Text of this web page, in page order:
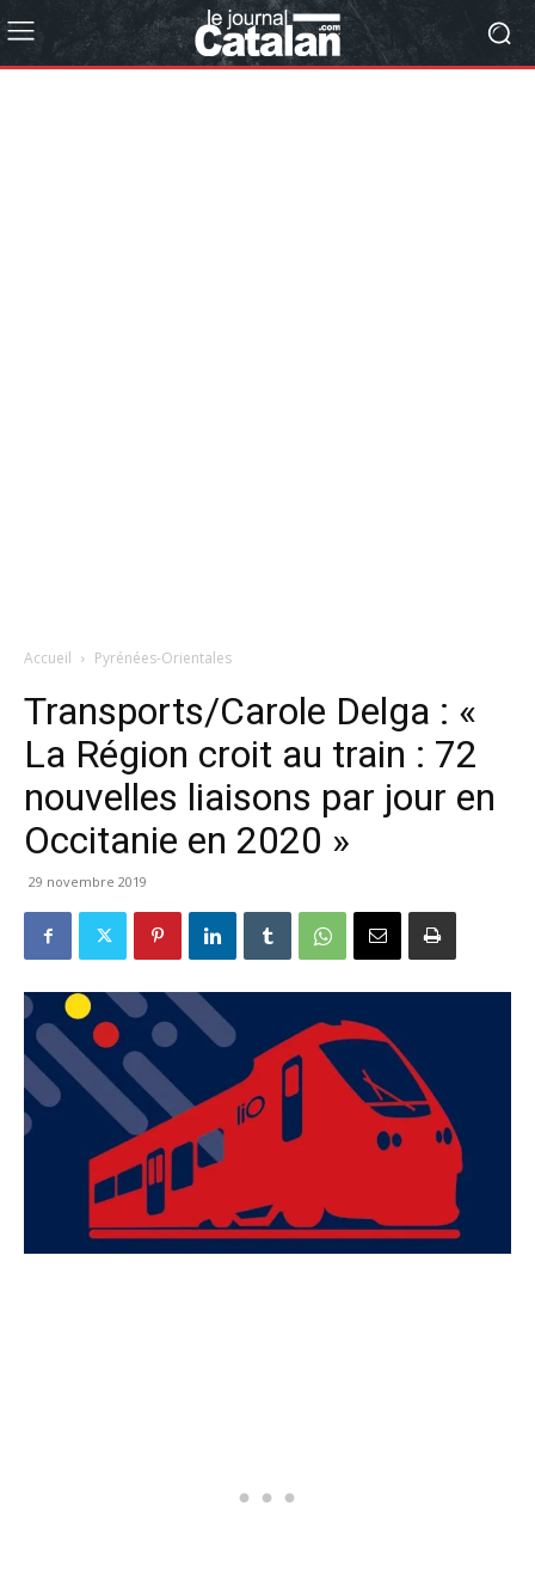
Accueil Pyrénées-Orientales
Transports/Carole Delga : «
La Région croit au train : 72
nouvelles liaisons par jour en
Occitanie en 2020 »
29 novembre 2019